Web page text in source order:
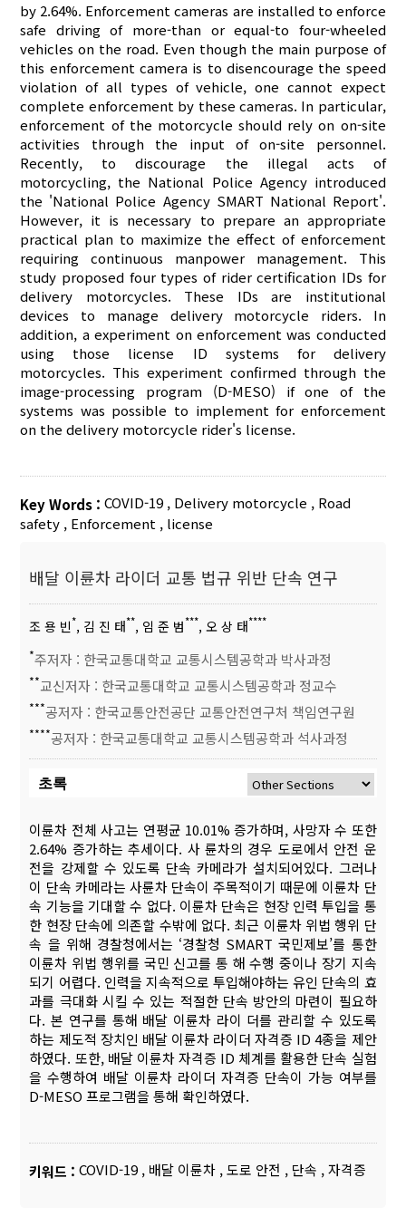
by 2.64%. Enforcement cameras are installed to enforce
safe driving of more-than or equal-to four-wheeled
vehicles on the road. Even though the main purpose of
this enforcement camera is to disencourage the speed
violation of all types of vehicle, one cannot expect
complete enforcement by these cameras. In particular,
enforcement of the motorcycle should rely on on-site
activities through the input of on-site personnel.
Recently, to discourage the illegal acts of
motorcycling, the National Police Agency introduced
the 'National Police Agency SMART National Report'.
However, it is necessary to prepare an appropriate
practical plan to maximize the effect of enforcement
requiring continuous manpower management. This
study proposed four types of rider certification IDs for
delivery motorcycles. These IDs are institutional
devices to manage delivery motorcycle riders. In
addition, a experiment on enforcement was conducted
using those license ID systems for delivery
motorcycles. This experiment confirmed through the
image-processing program (D-MESO) if one of the
systems was possible to implement for enforcement
on the delivery motorcycle rider's license.
Key Words :COVID-19 , Delivery motorcycle , Road
safety , Enforcement , license
배달 이륜차 라이더 교통 법규 위반 단속 연구
조 용 빈*, 김 진 태**, 임 준 범***, 오 상 태****
*주저자 : 한국교통대학교 교통시스템공학과 박사과정
**교신저자 : 한국교통대학교 교통시스템공학과 정교수
***공저자 : 한국교통안전공단 교통안전연구처 책임연구원
****공저자 : 한국교통대학교 교통시스템공학과 석사과정
초록
이륜차 전체 사고는 연평균 10.01% 증가하며, 사망자 수 또한
2.64% 증가하는 추세이다. 사 륜차의 경우 도로에서 안전 운
전을 강제할 수 있도록 단속 카메라가 설치되어있다. 그러나
이 단속 카메라는 사륜차 단속이 주목적이기 때문에 이륜차 단
속 기능을 기대할 수 없다. 이륜차 단속은 현장 인력 투입을 통
한 현장 단속에 의존할 수밖에 없다. 최근 이륜차 위법 행위 단
속 을 위해 경찰청에서는 ‘경찰청 SMART 국민제보’를 통한
이륜차 위법 행위를 국민 신고를 통 해 수행 중이나 장기 지속
되기 어렵다. 인력을 지속적으로 투입해야하는 유인 단속의 효
과를 극대화 시킬 수 있는 적절한 단속 방안의 마련이 필요하
다. 본 연구를 통해 배달 이륜차 라이 더를 관리할 수 있도록
하는 제도적 장치인 배달 이륜차 라이더 자격증 ID 4종을 제안
하였다. 또한, 배달 이륜차 자격증 ID 체계를 활용한 단속 실험
을 수행하여 배달 이륜차 라이더 자격증 단속이 가능 여부를
D-MESO 프로그램을 통해 확인하였다.
키워드 :COVID-19 , 배달 이륜차 ,도로 안전 , 단속 ,자격증